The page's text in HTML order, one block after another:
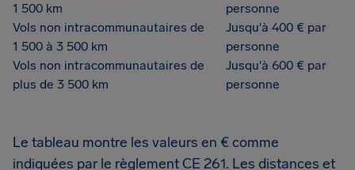
1 500 km
personne
Vols non intracommunautaires de
1 500 à 3 500 km
Jusqu'à 400 € par
personne
Vols non intracommunautaires de
plus de 3 500 km
Jusqu'à 600 € par
personne
Le tableau montre les valeurs en € comme
indiquées par le règlement CE 261. Les distances et